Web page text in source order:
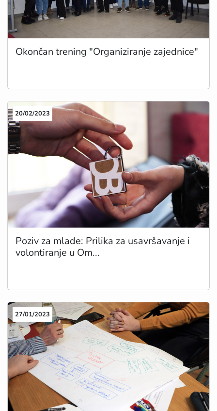
Okončan trening "Organiziranje zajednice"
20/02/2023
Poziv za mlade: Prilika za usavršavanje i
volontiranje u Om...
27/01/2023